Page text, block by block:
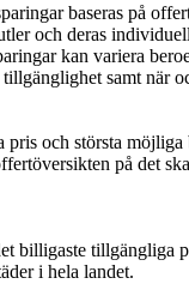
baseras på
och deras
kan variera
samt när
pris och största möjliga
på det
billigaste tillgängliga
i hela landet.